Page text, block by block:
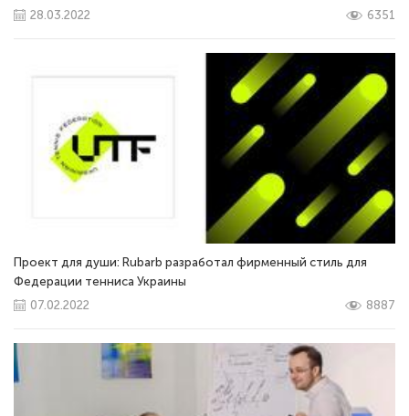
28.03.2022
6351
Проект для души: Rubarb разработал фирменный стиль для
Федерации тенниса Украины
07.02.2022
8887